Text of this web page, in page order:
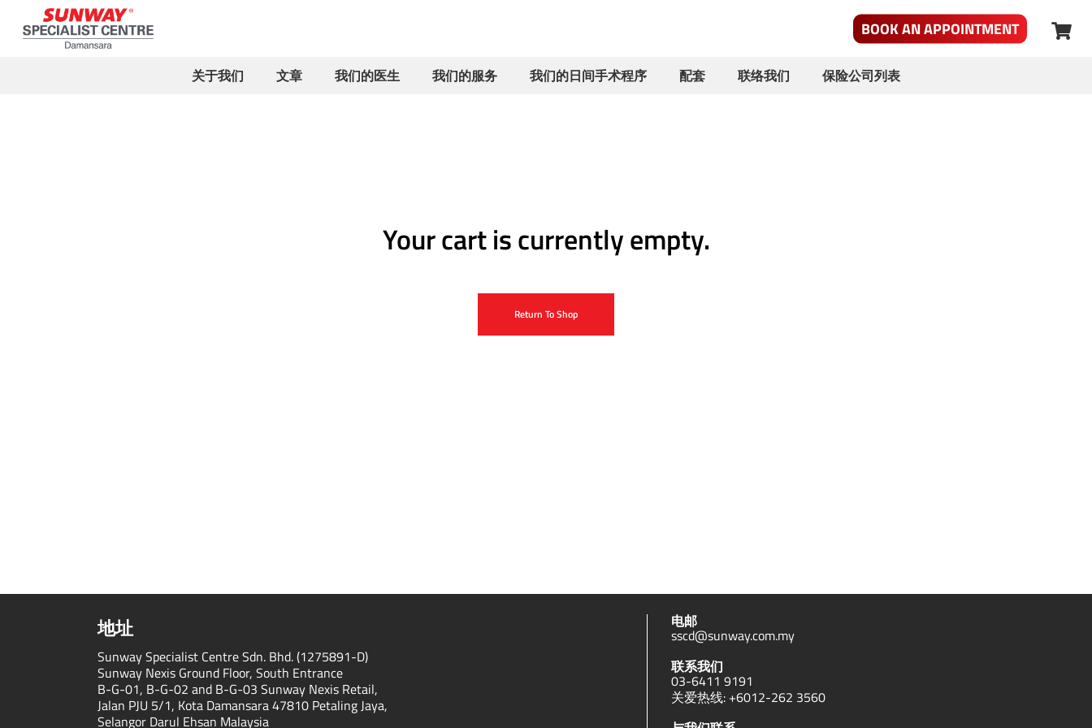
BOOK AN APPOINTMENT
关于我们 文章 我们的医生 我们的服务 我们的日间手术程序 配套 联络我们 保险公司列表
Your cart is currently empty.
Return To Shop
地址
Sunway Specialist Centre Sdn. Bhd. (1275891-D)
Sunway Nexis Ground Floor, South Entrance
B-G-01, B-G-02 and B-G-03 Sunway Nexis Retail,
Jalan PJU 5/1, Kota Damansara 47810 Petaling Jaya,
Selangor Darul Ehsan Malaysia
电邮
sscd@sunway.com.my
联系我们
03-6411 9191
关爱热线: +6012-262 3560